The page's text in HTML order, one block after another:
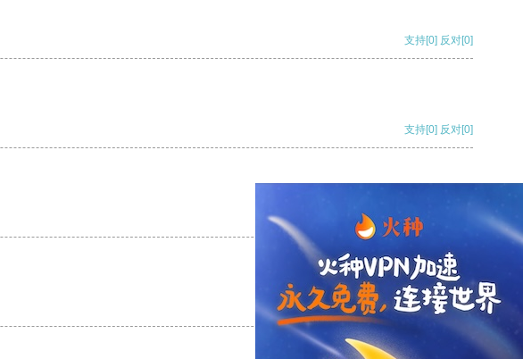
支持[0] 反对[0]
支持[0] 反对[0]
支持
支持[0] 反对[0]